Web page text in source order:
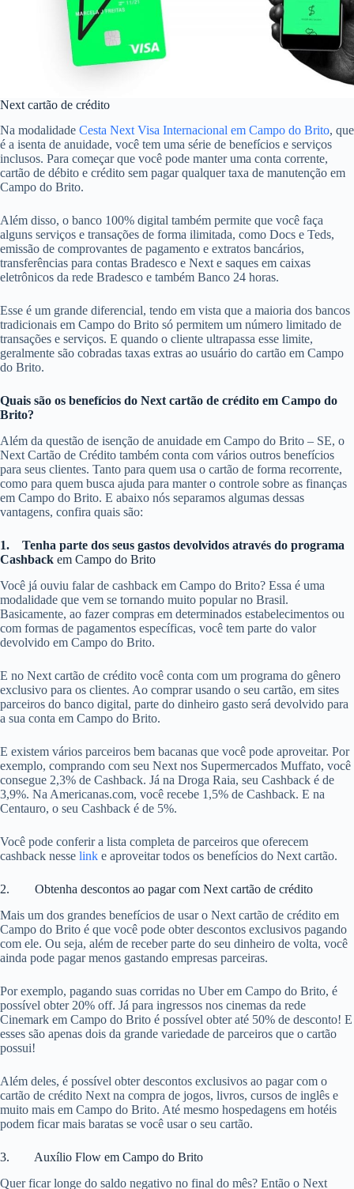
Next cartão de crédito
Na modalidade Cesta Next Visa Internacional em Campo do Brito, que
é a isenta de anuidade, você tem uma série de benefícios e serviços
inclusos. Para começar que você pode manter uma conta corrente,
cartão de débito e crédito sem pagar qualquer taxa de manutenção em
Campo do Brito.
Além disso, o banco 100% digital também permite que você faça
alguns serviços e transações de forma ilimitada, como Docs e Teds,
emissão de comprovantes de pagamento e extratos bancários,
transferências para contas Bradesco e Next e saques em caixas
eletrônicos da rede Bradesco e também Banco 24 horas.
Esse é um grande diferencial, tendo em vista que a maioria dos bancos
tradicionais em Campo do Brito só permitem um número limitado de
transações e serviços. E quando o cliente ultrapassa esse limite,
geralmente são cobradas taxas extras ao usuário do cartão em Campo
do Brito.
Quais são os benefícios do Next cartão de crédito em Campo do
Brito?
Além da questão de isenção de anuidade em Campo do Brito – SE, o
Next Cartão de Crédito também conta com vários outros benefícios
para seus clientes. Tanto para quem usa o cartão de forma recorrente,
como para quem busca ajuda para manter o controle sobre as finanças
em Campo do Brito. E abaixo nós separamos algumas dessas
vantagens, confira quais são:
1.
Tenha parte dos seus gastos devolvidos através do programa
Cashback em Campo do Brito
Você já ouviu falar de cashback em Campo do Brito? Essa é uma
modalidade que vem se tornando muito popular no Brasil.
Basicamente, ao fazer compras em determinados estabelecimentos ou
com formas de pagamentos específicas, você tem parte do valor
devolvido em Campo do Brito.
E no Next cartão de crédito você conta com um programa do gênero
exclusivo para os clientes. Ao comprar usando o seu cartão, em sites
parceiros do banco digital, parte do dinheiro gasto será devolvido para
a sua conta em Campo do Brito.
E existem vários parceiros bem bacanas que você pode aproveitar. Por
exemplo, comprando com seu Next nos Supermercados Muffato, você
consegue 2,3% de Cashback. Já na Droga Raia, seu Cashback é de
3,9%. Na Americanas.com, você recebe 1,5% de Cashback. E na
Centauro, o seu Cashback é de 5%.
Você pode conferir a lista completa de parceiros que oferecem
cashback nesse link e aproveitar todos os benefícios do Next cartão.
2. Obtenha descontos ao pagar com Next cartão de crédito
Mais um dos grandes benefícios de usar o Next cartão de crédito em
Campo do Brito é que você pode obter descontos exclusivos pagando
com ele. Ou seja, além de receber parte do seu dinheiro de volta, você
ainda pode pagar menos gastando empresas parceiras.
Por exemplo, pagando suas corridas no Uber em Campo do Brito, é
possível obter 20% off. Já para ingressos nos cinemas da rede
Cinemark em Campo do Brito é possível obter até 50% de desconto! E
esses são apenas dois da grande variedade de parceiros que o cartão
possui!
Além deles, é possível obter descontos exclusivos ao pagar com o
cartão de crédito Next na compra de jogos, livros, cursos de inglês e
muito mais em Campo do Brito. Até mesmo hospedagens em hotéis
podem ficar mais baratas se você usar o seu cartão.
3. Auxílio Flow em Campo do Brito
Quer ficar longe do saldo negativo no final do mês? Então o Next